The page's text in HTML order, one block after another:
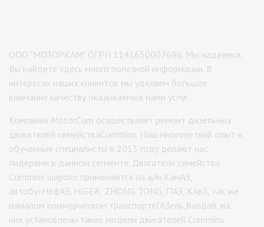
ООО "МОТОРКАМ" ОГРН 1141650007696. Мы надеемся,
Вы найдете здесь много полезной информации. В
интересах наших клиентов мы уделяем большое
внимание качеству оказываемых нами услуг.
Компания MotorCum осуществляет ремонт дизельных
двигателей семействаCummins. Наш многолетний опыт и
обученные специалисты в 2013 году делают нас
лидерами в данном сегменте. Двигатели семейства
Cummins широко применяются на а/м КамАЗ,
автобусНефАЗ, HIGER, ZHONG TONG, ПАЗ, КАвЗ, так же
намалом коммерческом транспортеГАЗель,Валдай, на
них установлены такие модели двигателей Cummins